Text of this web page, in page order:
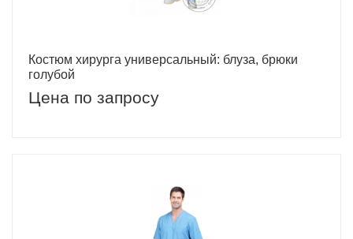
Костюм хирурга универсальный: блуза, брюки
голубой
Цена по запросу